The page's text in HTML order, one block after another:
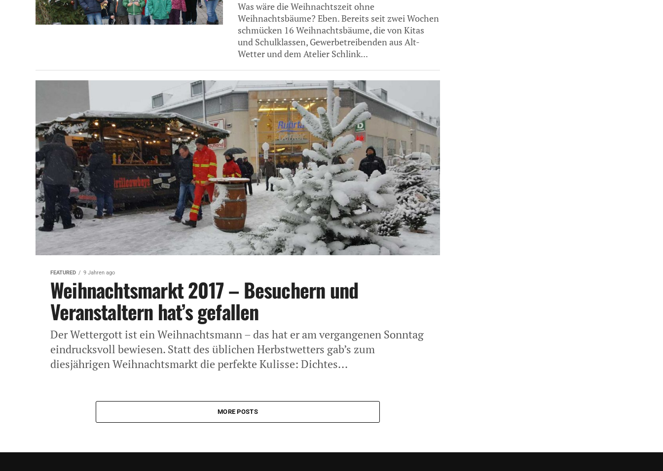
Was wäre die Weihnachtszeit ohne
Weihnachtsbäume? Eben. Bereits seit zwei Wochen
schmücken 16 Weihnachtsbäume, die von Kitas
und Schulklassen, Gewerbetreibenden aus Alt-
Wetter und dem Atelier Schlink...
FEATURED 9 Jahren ago
Weihnachtsmarkt 2017 – Besuchern und
Veranstaltern hat’s gefallen
Der Wettergott ist ein Weihnachtsmann – das hat er am vergangenen Sonntag
eindrucksvoll bewiesen. Statt des üblichen Herbstwetters gab’s zum
diesjährigen Weihnachtsmarkt die perfekte Kulisse: Dichtes...
MORE POSTS